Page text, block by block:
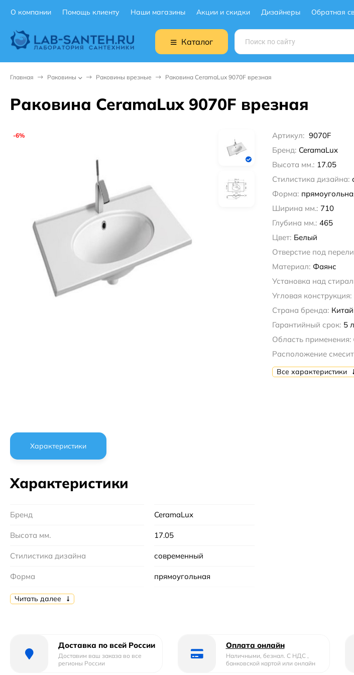
О компании Помощь клиенту Наши магазины Акции и скидки Дизайнеры Обратная
Каталог
Главная Раковины Раковины врезные Раковина CeramaLux 9070F врезная
Раковина CeramaLux 9070F врезная
-6% Артикул: 9070F
Бренд: CeramaLux
Высота мм.: 17.05
Стилистика дизайна:
Форма:
Ширина мм.: 710
Глубина мм.: 465
Цвет: Белый
Отверстие под
Материал: Фаянс
Установка над
Угловая конструкция:
Страна бренда: Китай
Гарантийный срок: 5
Область применения:
Расположение
Все характеристики
Характеристики
Характеристики
Бренд CeramaLux
Высота мм. 17.05
Стилистика дизайна современный
Форма прямоугольная
Ширина мм.
Отверстие под перелив :
Читать далее
Доставка по всей России
Доставим ваш заказа во все
регионы России
Оплата онлайн
Наличными, безнал. С НДС ,
банковской картой или онлайн